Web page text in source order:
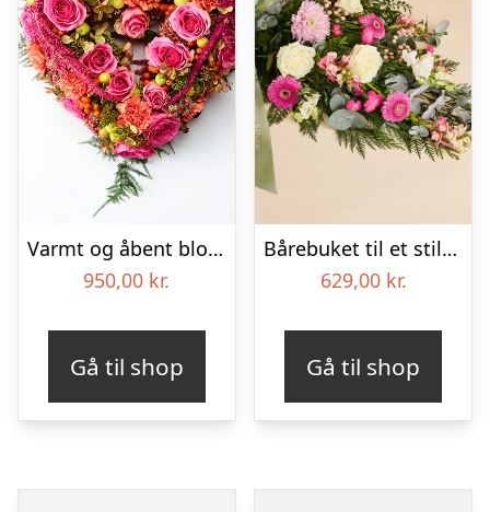
Varmt og åbent blomsterhjerte – Blomster til begravelse
950,00 kr.
Gå til shop
Bårebuket til et stille farvel med bånd
629,00 kr.
Gå til shop